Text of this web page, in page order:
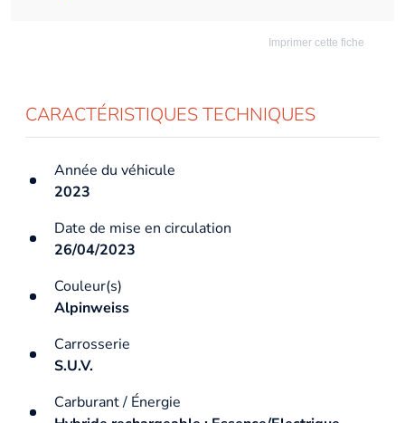
Imprimer cette fiche
CARACTÉRISTIQUES TECHNIQUES
Année du véhicule
2023
Date de mise en circulation
26/04/2023
Couleur(s)
Alpinweiss
Carrosserie
S.U.V.
Carburant / Énergie